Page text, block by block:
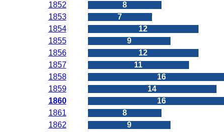
1852
8
1853
7
1854
12
1855
9
1856
12
1857
11
1858
16
1859
14
1860
16
1861
8
1862
9